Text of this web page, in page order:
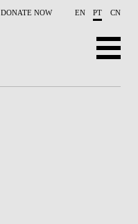
DONATE NOW EN PT CN